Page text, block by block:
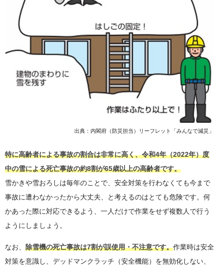
出典：内閣府（防災担当）リーフレット「みんなで減災」
特に高齢者による事故の割合は非常に高く、令和4年（2022年）度
中の雪による死亡事故の約8割が65歳以上の高齢者です。
雪かきや雪おろしは毎年のことで、安全対策を行わなくても今まで
事故に遭わなかったから大丈夫、と考えるのはとても危険です。何
かあった際に対応できるよう、一人だけで作業をせず複数人で行う
ようにしましょう。
なお、 除雪機の死亡事故は7割が誤使用・不注意です。作業時は安全
対策を意識し、デッドマンクラッチ（安全機能）を無効化しない、